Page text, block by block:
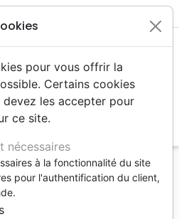
Croissance spirituelle
jours ? - [Questions
pour vous offrir la
Certains cookies
devez les accepter pour
ce site.
nécessaires
à la fonctionnalité du site
pour l'authentification du client,